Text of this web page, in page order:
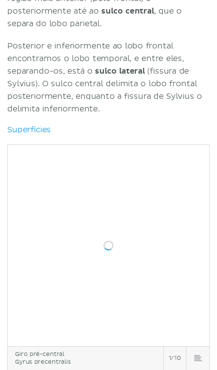
posteriormente até ao sulco central, que o
separa do lobo parietal.
Posterior e inferiormente ao lobo frontal
encontramos o lobo temporal, e entre eles,
separando-os, está o sulco lateral(fissura de
Sylvius). O sulco central delimita o lobo frontal
posteriormente, enquanto a fissura de Sylvius o
delimita inferiormente.
Superfícies
Giro pré-central
Gyrus precentralis
1/10